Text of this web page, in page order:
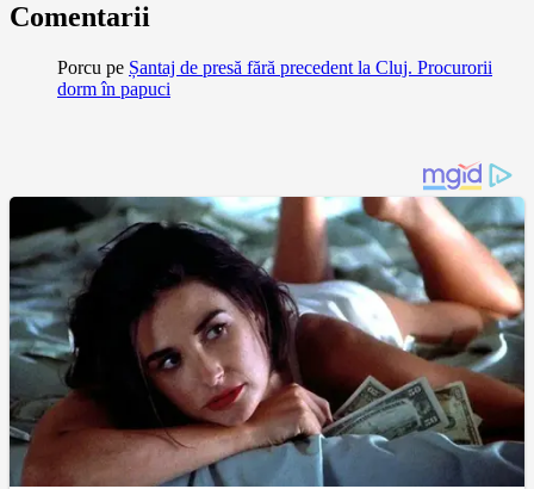
Comentarii
Porcu pe Șantaj de presă fără precedent la Cluj. Procurorii
dorm în papuci